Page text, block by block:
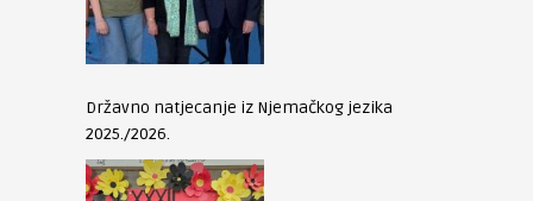
Državno natjecanje iz Njemačkog jezika
2025./2026.